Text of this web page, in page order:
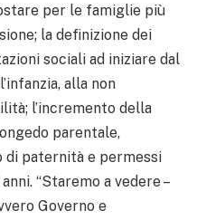
per le famiglie più
la definizione dei
sociali ad iniziare dal
alla non
l’incremento della
parentale,
di paternità e permessi
“Staremo a vedere –
Governo e